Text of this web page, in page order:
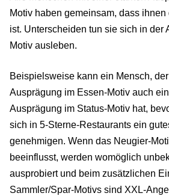
Motiv haben gemeinsam, dass
ist. Unterscheiden tun sie sich in der
Motiv ausleben.
Beispielsweise kann ein Mensch,
Ausprägung im Essen-Motiv auch
Ausprägung im Status-Motiv hat,
sich in 5-Sterne-Restaurants ein
genehmigen. Wenn das Neugier-
beeinflusst, werden womöglich
ausprobiert und beim zusätzlichen
Sammler/Spar-Motivs sind XXL-